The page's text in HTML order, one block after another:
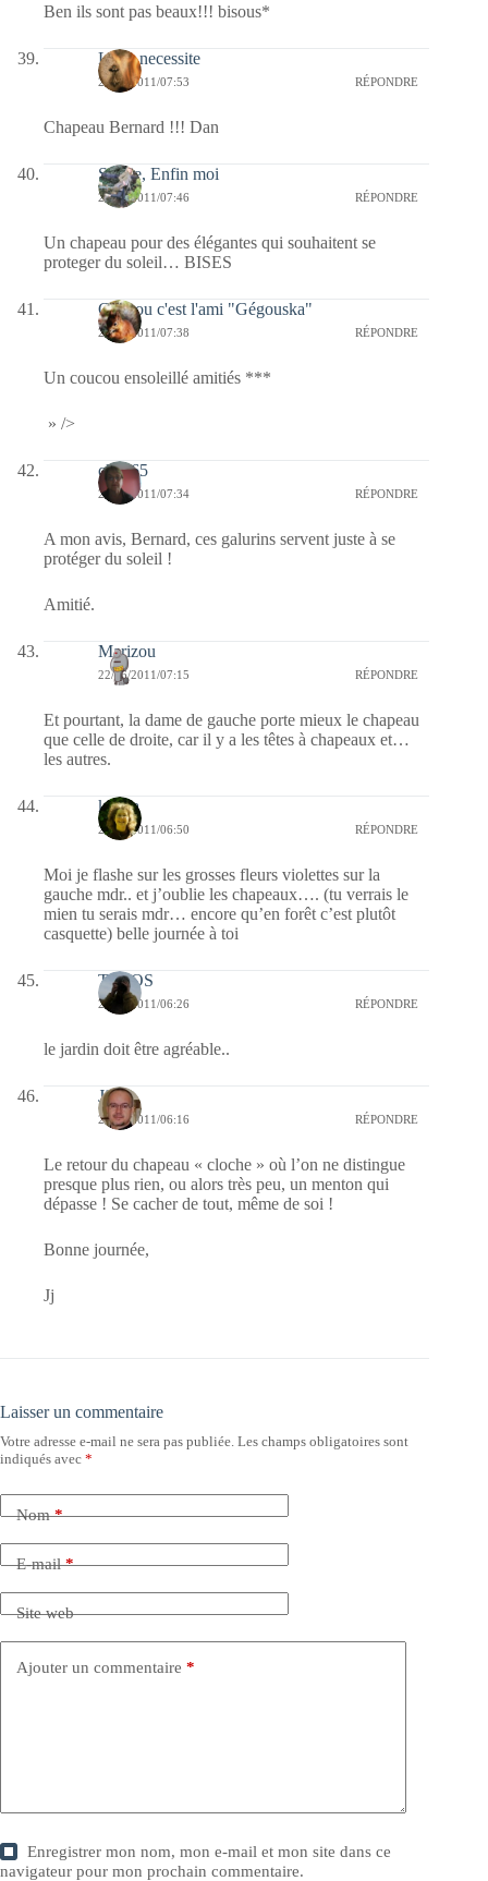
Ben ils sont pas beaux!!! bisous*
Libre necessite
22/06/2011/07:53 RÉPONDRE
Chapeau Bernard !!! Dan
Sylvie, Enfin moi
22/06/2011/07:46 RÉPONDRE
Un chapeau pour des élégantes qui souhaitent se
proteger du soleil… BISES
Coucou c'est l'ami "Gégouska"
22/06/2011/07:38 RÉPONDRE
Un coucou ensoleillé amitiés ***
» />
clara65
22/06/2011/07:34 RÉPONDRE
A mon avis, Bernard, ces galurins servent juste à se
protéger du soleil !
Amitié.
Marizou
22/06/2011/07:15 RÉPONDRE
Et pourtant, la dame de gauche porte mieux le chapeau
que celle de droite, car il y a les têtes à chapeaux et…
les autres.
katara
22/06/2011/06:50 RÉPONDRE
Moi je flashe sur les grosses fleurs violettes sur la
gauche mdr.. et j’oublie les chapeaux…. (tu verrais le
mien tu serais mdr… encore qu’en forêt c’est plutôt
casquette) belle journée à toi
TELOS
22/06/2011/06:26 RÉPONDRE
le jardin doit être agréable..
Jj
22/06/2011/06:16 RÉPONDRE
Le retour du chapeau « cloche » où l’on ne distingue
presque plus rien, ou alors très peu, un menton qui
dépasse ! Se cacher de tout, même de soi !
Bonne journée,
Jj
Laisser un commentaire
Votre adresse e-mail ne sera pas publiée. Les champs obligatoires sont
indiqués avec *
Nom*
E-mail*
Site web
Ajouter un commentaire *
Enregistrer mon nom, mon e-mail et mon site dans ce
navigateur pour mon prochain commentaire.